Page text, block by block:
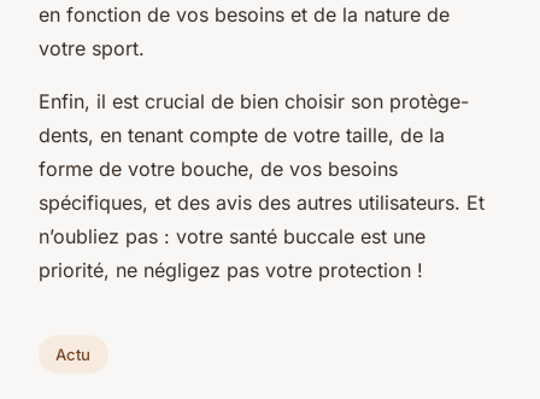
en fonction de vos besoins et de la nature de
votre sport.
Enfin, il est crucial de bien choisir son protège-
dents, en tenant compte de votre taille, de la
forme de votre bouche, de vos besoins
spécifiques, et des avis des autres utilisateurs. Et
n’oubliez pas : votre santé buccale est une
priorité, ne négligez pas votre protection !
Actu